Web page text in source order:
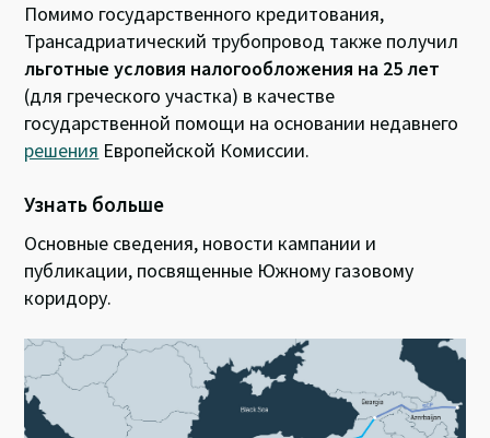
Помимо государственного кредитования,
Трансадриатический трубопровод также получил
льготные условия налогообложения на 25 лет
(для греческого участка) в качестве
государственной помощи на основании недавнего
решения Европейской Комиссии.
Узнать больше
Основные сведения, новости кампании и
публикации, посвященные Южному газовому
коридору.